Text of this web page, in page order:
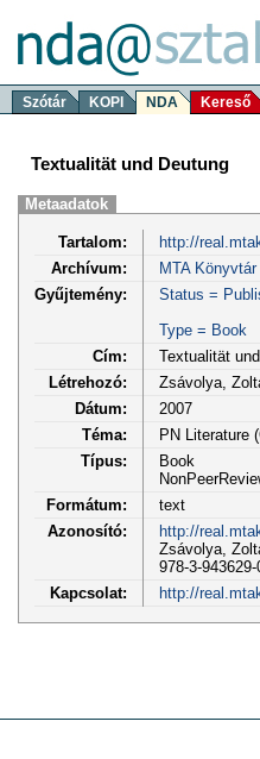
Szótár KOPI NDA Kereső
Textualität und Deutung
Metaadatok
Tartalom:
http://
Archívum:
MTA Könyvtár
Gyűjtemény:
Status =
Type = Book
Cím:
Textualität
Létrehozó:
Zsávolya,
Dátum:
2007
Téma:
PN Literature
Típus:
Book
Formátum:
text
Azonosító:
http://
Zsávolya,
978-3-943629-
Kapcsolat:
http://